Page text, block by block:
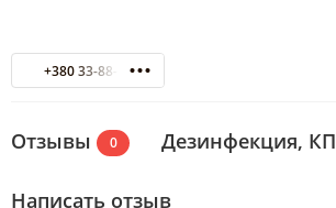
+380 33-88-51
Отзывы 0 Дезинфекция, КП
Написать отзыв